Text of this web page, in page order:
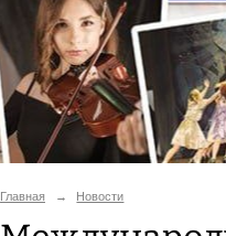
Главная → Новости